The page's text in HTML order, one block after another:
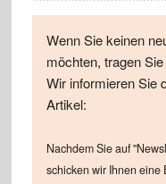
Wenn Sie keinen
möchten, tragen
Wir informieren Sie
Artikel:
Nachdem Sie auf
schicken wir Ihnen eine